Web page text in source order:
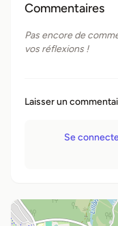
Commentaires
Pas encore de
vos réflexions !
Laisser un
Se